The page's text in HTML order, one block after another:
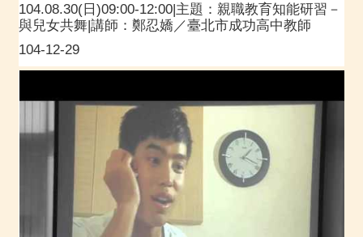
104-12-29
104.08.30(日)09:00-12:00|主題：親職教育知能研習－
與兒女共舞|講師：鄭忍嬌／臺北市成功高中教師